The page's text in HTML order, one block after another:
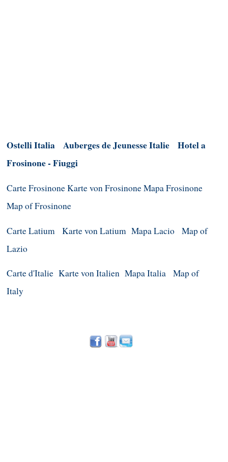
Ostelli Italia Auberges de Jeunesse Italie
Hotel a
Frosinone - Fiuggi
Carte FrosinoneKarte von FrosinoneMapa Frosinone
Map of Frosinone
Carte Latium Karte von Latium Mapa Lacio
Map of
Lazio
Carte d'Italie Karte von Italien Mapa Italia
Map of
Italy